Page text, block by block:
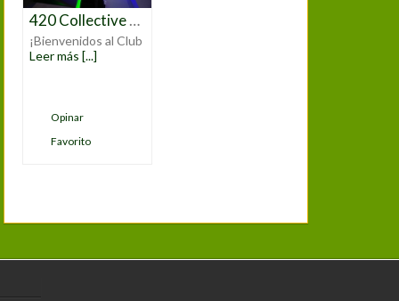
420 Collective Asociación Gregorio Marañon
¡Bienvenidos al Club
Leer más [...]
Opinar
Favorito